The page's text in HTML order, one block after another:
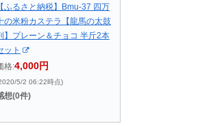
【ふるさと納税】Bmu-37 四万
の米粉カステラ【龍馬の太鼓
】プレーン＆チョコ 半斤2本
ット
格:4,000円
5/2 06:22時点)
想(0件)